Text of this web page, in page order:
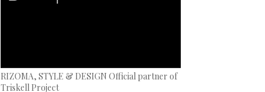
RIZOMA, STYLE & DESIGN Official partner of
Triskell Project